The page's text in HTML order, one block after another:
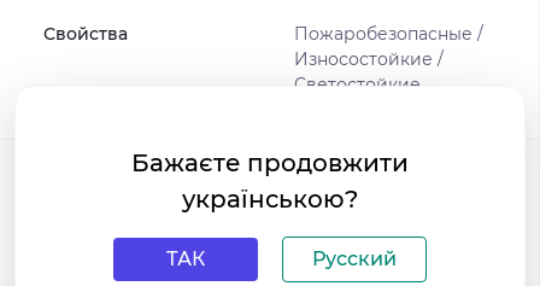
Свойства
Пожаробезопасные /
Износостойкие /
Светостойкие
Отзывы
средний рейтинг товара
Бажаєте продовжити
українською?
ТАК Русский